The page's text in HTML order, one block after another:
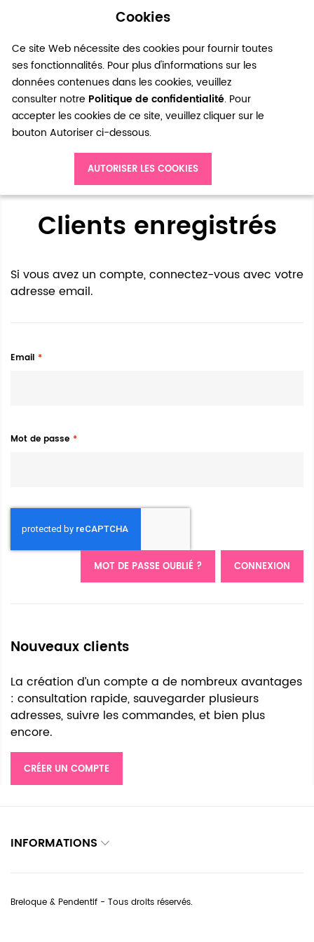
Cookies
Ce site Web nécessite des cookies pour fournir toutes
ses fonctionnalités. Pour plus d'informations sur les
données contenues dans les cookies, veuillez
consulter notre Politique de confidentialité. Pour
accepter les cookies de ce site, veuillez cliquer sur le
bouton Autoriser ci-dessous.
AUTORISER LES COOKIES
0
Accès client
Clients enregistrés
Si vous avez un compte, connectez-vous avec votre
adresse email.
Email
Mot de passe
CONNEXION
MOT DE PASSE OUBLIÉ ?
Nouveaux clients
La création d’un compte a de nombreux avantages
: consultation rapide, sauvegarder plusieurs
adresses, suivre les commandes, et bien plus
encore.
CRÉER UN COMPTE
INFORMATIONS
Breloque & Pendentif - Tous droits réservés.